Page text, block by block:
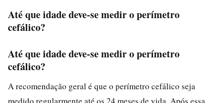
Até que idade deve-se medir o perímetro
cefálico?
Até que idade deve-se medir o perímetro
cefálico?
A recomendação geral é que o perímetro cefálico seja
medido regularmente até os 24 meses de vida. Após essa